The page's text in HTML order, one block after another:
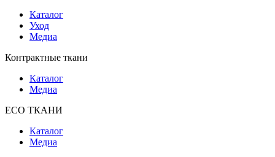
Каталог
Уход
Медиа
Контрактные ткани
Каталог
Медиа
ECO ТКАНИ
Каталог
Медиа